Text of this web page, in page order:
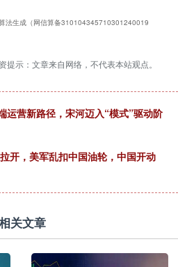
法生成（网信算备310104345710301240019
提示：文章来自网络，不代表本站观点。
运营新路径，宋河迈入“模式”驱动阶
开，美军乱扣中国油轮，中国开动
关文章